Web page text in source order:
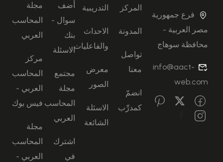
فرع جمهورية
مصر العربية -
محافظة سوهاج
info@aact-
web.com
المركز
المدونة
تواصل
معنا
انضمّ
كمدرِّب
التدريبية
الاحداث
والفاعليات
معرض
الصور
الاسئلة
الشائعة
أضف
سوال -
بنك
الاسئلة
مجتمع
مجلة
المحاسب
العربي
اشترك
في
مجلة
المحاسب
العربي
مركز
المحاسب
العربي -
فيس بوك
مجلة
المحاسب
العربي -